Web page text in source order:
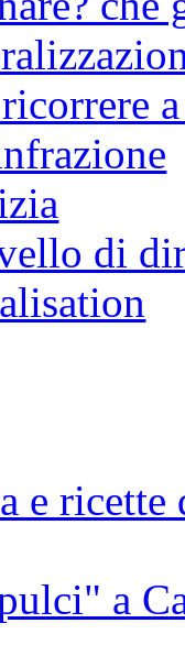
di
e
a